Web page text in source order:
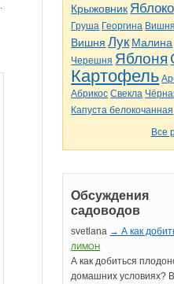
Крыжовник Яблоко
Груша Георгина Вишня
Вишня Лук Малина
Черешня Яблоня
Картофель
Абрикос Свекла
Капуста белокочанная
Все
Обсуждения
садоводов
svetlana → А как
ЛИМОН
А как добиться
домашних условиях?